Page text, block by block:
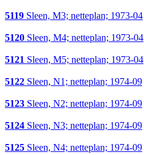
5119 Sleen, M3; netteplan; 1973-04
5120 Sleen, M4; netteplan; 1973-04
5121 Sleen, M5; netteplan; 1973-04
5122 Sleen, N1; netteplan; 1974-09
5123 Sleen, N2; netteplan; 1974-09
5124 Sleen, N3; netteplan; 1974-09
5125 Sleen, N4; netteplan; 1974-09